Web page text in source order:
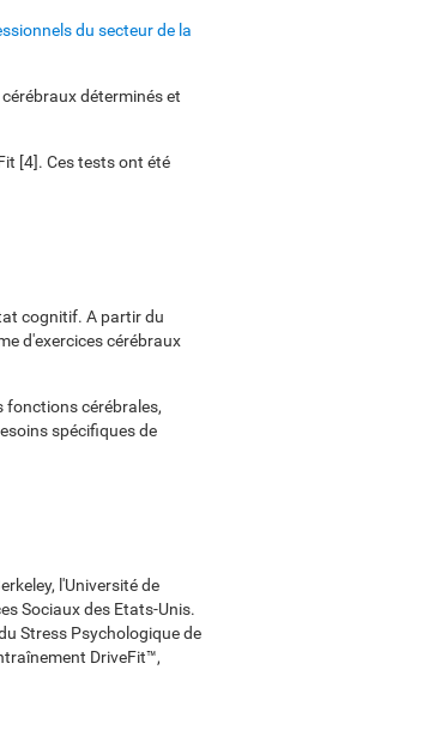
du secteur de la
déterminés et
[4]. Ces tests ont été
cognitif. A partir du
d'exercices cérébraux
fonctions cérébrales,
spécifiques de
l'Université de
Sociaux des Etats-Unis.
Stress Psychologique de
DriveFit™,